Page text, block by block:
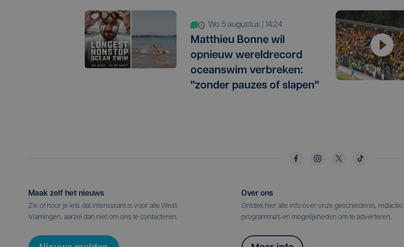
wo 5 augustus | 14:24
Matthieu Bonne wil
opnieuw wereldrecord
oceanswim verbreken:
"zonder pauzes of slapen"
Maak zelf het nieuws
Zie of hoor je iets dat interessant is voor alle West-
Vlamingen, aarzel dan niet om ons te contacteren.
Over ons
Ontdek hier alle info over onze geschiedenis, redactie,
programma's en mogelijkheden om te adverteren.